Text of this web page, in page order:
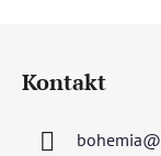
Kontakt
bohemia@